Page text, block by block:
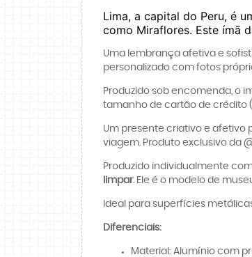
Lima, a capital do Peru, é
como Miraflores. Este ímã
Uma lembrança afetiva e
personalizado com fotos
Produzido sob encomenda, o
tamanho de cartão de crédito
Um presente criativo e afetivo
viagem. Produto exclusivo da
Produzido individualmente
limpar. Ele é o modelo de
Ideal para superfícies
Diferenciais:
Material: Alumínio com